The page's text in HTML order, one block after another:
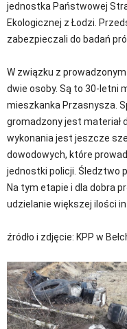
jednostka Państwowej
Ekologicznej z Łodzi.
zabezpieczali do badań
W związku z
dwie osoby. Są to 30-letni
mieszkanka Przasnysza.
gromadzony jest materiał
wykonania jest jeszcze
dowodowych, które
jednostki policji. Śledztwo
Na tym etapie i dla dobra
udzielanie większej ilości
źródło i zdjęcie: KPP w